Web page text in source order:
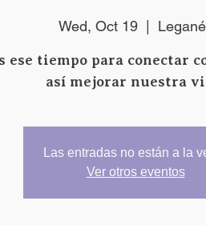
Wed, Oct 19
  |
ese tiempo para conectar
así mejorar nuestra
Las entradas no están a la
Ver otros eventos